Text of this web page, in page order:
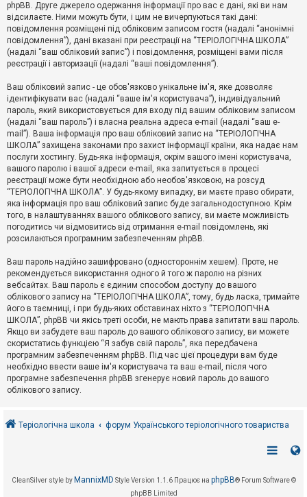
А
т
и
в
е
м
и
П
о
ш
у
Д
о
м
о
г
phpBB. Друге джерело одержання інформації про вас є дані, які ви нам
відсилаєте. Ними можуть бути, і цим не вичерпуються такі дані:
повідомлення розміщені під обліковим записом гостя (надалі “анонімні
повідомлення”), дані вказані при реєстрації на “ТЕРІОЛОГІЧНА ШКОЛА”
(надалі “ваш обліковий запис”) і повідомлення, розміщені вами після
реєстрації і авторизації (надалі “ваші повідомлення”).
Ваш обліковий запис - це обов'язково унікальне ім'я, яке дозволяє
ідентифікувати вас (надалі “ваше ім'я користувача”), індивідуальний
пароль, який використовується для входу під вашим обліковим записом
(надалі “ваш пароль”) і власна реальна адреса e-mail (надалі “ваш e-
mail”). Ваша інформація про ваш обліковий запис на “ТЕРІОЛОГІЧНА
ШКОЛА” захищена законами про захист інформації країни, яка надає нам
послуги хостингу. Будь-яка інформація, окрім вашого імені користувача,
вашого паролю і вашої адреси e-mail, яка запитується в процесі
реєстрації може бути необхідною або необов'язковою, на розсуд
“ТЕРІОЛОГІЧНА ШКОЛА”. У будь-якому випадку, ви маєте право обирати,
яка інформація про ваш обліковий запис буде загальнодоступною. Крім
того, в налаштуваннях вашого облікового запису, ви маєте можливість
погодитись чи відмовитись від отримання e-mail повідомлень, які
розсилаються програмним забезпеченням phpBB.
Ваш пароль надійно зашифровано (одностороннім хешем). Проте, не
рекомендується використання одного й того ж паролю на різних
вебсайтах. Ваш пароль є єдиним способом доступу до вашого
облікового запису на “ТЕРІОЛОГІЧНА ШКОЛА”, тому, будь ласка, тримайте
його в таємниці, і при будь-яких обставинах ніхто з “ТЕРІОЛОГІЧНА
ШКОЛА”, phpBB чи якісь треті особи, не мають права запитати ваш пароль.
Якщо ви забудете ваш пароль до вашого облікового запису, ви можете
скористатись функцією “Я забув свій пароль”, яка передбачена
програмним забезпеченням phpBB. Під час цієї процедури вам буде
необхідно ввести ваше ім'я користувача та ваш e-mail, після чого
програмне забезпечення phpBB згенерує новий пароль до вашого
облікового запису.
Теріологічна школа форум Українського теріологічного товариства
CleanSilver style by MannixMD Style Version 1.1.6 Працює на phpBB® Forum Software ©
phpBB Limited